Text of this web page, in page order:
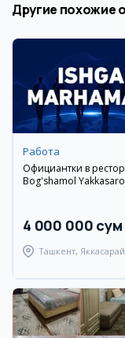
Другие похожие
Работа
Официантки в
Bog'shamol
4 000 000 сум
Ташкент,